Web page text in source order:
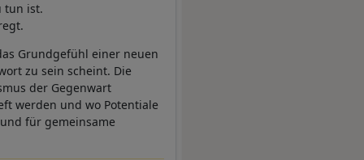
tun ist.
Grundgefühl einer neuen
zu sein scheint. Die
der Gegenwart
werden und wo Potentiale
für gemeinsame